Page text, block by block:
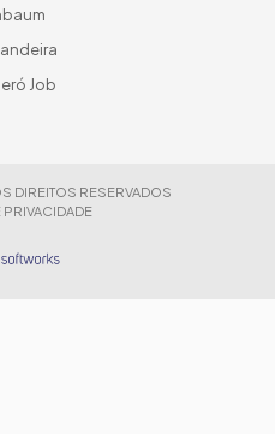
Job
DIREITOS RESERVADOS
PRIVACIDADE